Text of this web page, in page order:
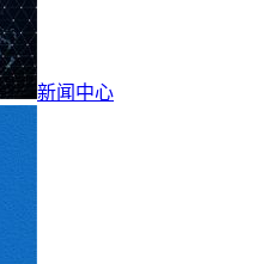
新闻中心